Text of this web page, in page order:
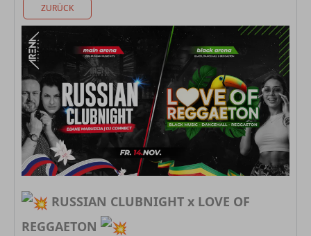
ZURÜCK
RUSSIAN CLUBNIGHT x LOVE OF
REGGAETON